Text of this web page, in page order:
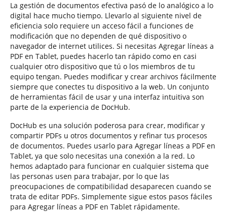
La gestión de documentos efectiva pasó de lo analógico a lo
digital hace mucho tiempo. Llevarlo al siguiente nivel de
eficiencia solo requiere un acceso fácil a funciones de
modificación que no dependen de qué dispositivo o
navegador de internet utilices. Si necesitas Agregar líneas a
PDF en Tablet, puedes hacerlo tan rápido como en casi
cualquier otro dispositivo que tú o los miembros de tu
equipo tengan. Puedes modificar y crear archivos fácilmente
siempre que conectes tu dispositivo a la web. Un conjunto
de herramientas fácil de usar y una interfaz intuitiva son
parte de la experiencia de DocHub.
DocHub es una solución poderosa para crear, modificar y
compartir PDFs u otros documentos y refinar tus procesos
de documentos. Puedes usarlo para Agregar líneas a PDF en
Tablet, ya que solo necesitas una conexión a la red. Lo
hemos adaptado para funcionar en cualquier sistema que
las personas usen para trabajar, por lo que las
preocupaciones de compatibilidad desaparecen cuando se
trata de editar PDFs. Simplemente sigue estos pasos fáciles
para Agregar líneas a PDF en Tablet rápidamente.